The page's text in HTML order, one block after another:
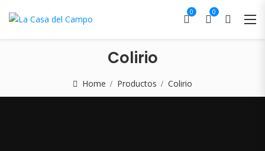
0 0
Colirio
Home Productos Colirio